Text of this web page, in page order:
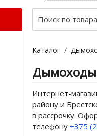
Каталог /
Дымоходы
Интернет-
району и
в рассрочку.
телефону +375